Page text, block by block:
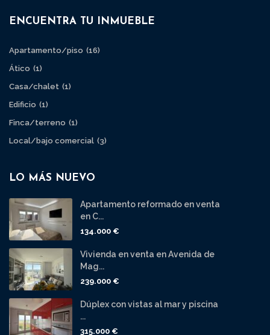
ENCUENTRA TU INMUEBLE
Apartamento/piso (16)
Ático (1)
Casa/chalet (1)
Edificio (1)
Finca/terreno (1)
Local/bajo comercial (3)
LO MÁS NUEVO
Apartamento reformado en venta
en C...
134.000 €
Vivienda en venta en Avenida de
Mag...
239.000 €
Dúplex con vistas al mar y piscina
...
315.000 €